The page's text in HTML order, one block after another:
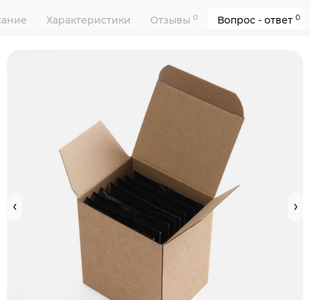
Характеристики Отзывы 0 Вопрос - ответ 0